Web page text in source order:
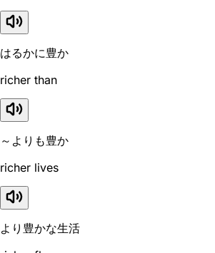
はるかに豊か
richer than
～よりも豊か
richer lives
より豊かな生活